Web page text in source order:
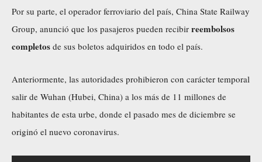
Por su parte, el operador ferroviario del país, China State Railway
Group, anunció que los pasajeros pueden recibir reembolsos
completos de sus boletos adquiridos en todo el país.
Anteriormente, las autoridades prohibieron con carácter temporal
salir de Wuhan (Hubei, China) a los más de 11 millones de
habitantes de esta urbe, donde el pasado mes de diciembre se
originó el nuevo coronavirus.